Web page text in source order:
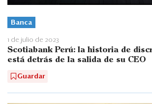
Banca
1 de julio de 2023
Scotiabank Perú: la historia de
está detrás de la salida de su CEO
Guardar